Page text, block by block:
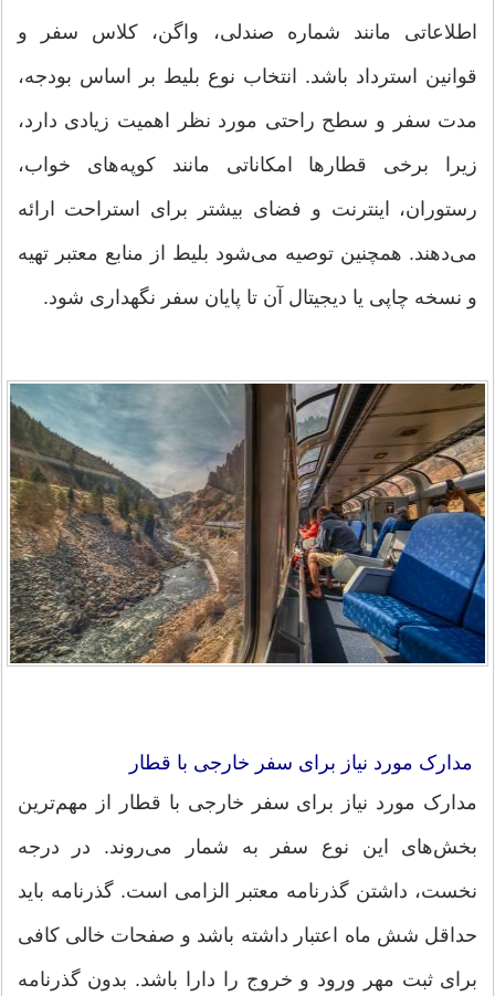
اطلاعاتی مانند شماره صندلی، واگن، کلاس سفر و
قوانین استرداد باشد. انتخاب نوع بلیط بر اساس بودجه،
مدت سفر و سطح راحتی مورد نظر اهمیت زیادی دارد،
زیرا برخی قطارها امکاناتی مانند کوپه‌های خواب،
رستوران، اینترنت و فضای بیشتر برای استراحت ارائه
می‌دهند. همچنین توصیه می‌شود بلیط از منابع معتبر تهیه
و نسخه چاپی یا دیجیتال آن تا پایان سفر نگهداری شود.
مدارک مورد نیاز برای سفر خارجی با قطار
مدارک مورد نیاز برای سفر خارجی با قطار از مهم‌ترین
بخش‌های این نوع سفر به شمار می‌روند. در درجه
نخست، داشتن گذرنامه معتبر الزامی است. گذرنامه باید
حداقل شش ماه اعتبار داشته باشد و صفحات خالی کافی
برای ثبت مهر ورود و خروج را دارا باشد. بدون گذرنامه